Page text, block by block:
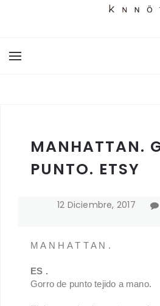
MANHATTAN.
PUNTO. ETSY
12 Diciembre, 2017
M A N H A T T A N .
ES .
Gorro de punto tejido a mano.